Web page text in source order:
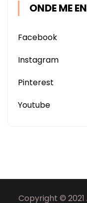
ONDE ME
Facebook
Instagram
Pinterest
Youtube
Copyright © 2021